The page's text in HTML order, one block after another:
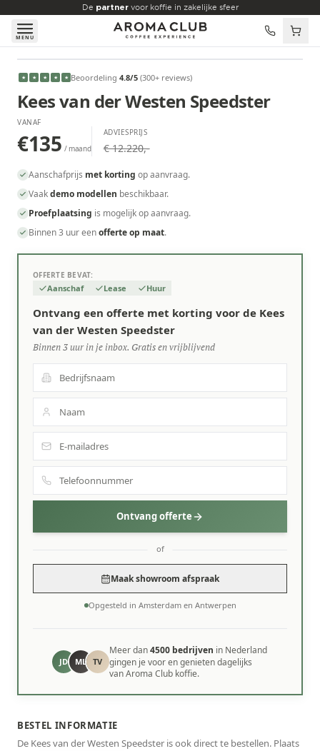
Skip to main content
De partnervoor koffie in zakelijke sfeer
MENU
VANAF
€135
★ ★ ★ ★ ★ Beoordeling 4.8/5 (300+ reviews)
Kees van der Westen Speedster
VANAF
€135 / maand
ADVIESPRIJS
€ 12.220,-
Aanschafprijs met korting op aanvraag.
Vaakdemo modellen beschikbaar.
Proefplaatsing is mogelijk op aanvraag.
Binnen 3 uur eenofferte op maat.
OFFERTE BEVAT:
Aanschaf Lease Huur
Ontvang een offerte met korting voor de Kees
van der Westen Speedster
Binnen 3 uur in je inbox. Gratis en vrijblijvend
Ontvang offerte
of
Maak showroom afspraak
Opgesteld in Amsterdam en Antwerpen
JD ML TV
Meer dan4500 bedrijven in Nederland
gingen je voor en genieten dagelijks
van Aroma Club koffie.
BESTEL INFORMATIE
De Kees van der Westen Speedster is ook direct te bestellen. Plaats